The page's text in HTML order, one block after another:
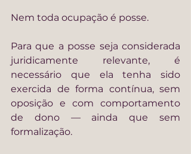
Nem toda ocupação é posse.
Para que a posse seja considerada
juridicamente relevante, é
necessário que ela tenha sido
exercida de forma contínua, sem
oposição e com comportamento
de dono — ainda que sem
formalização.